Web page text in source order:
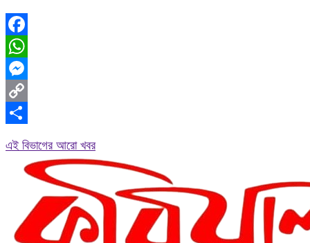
Facebook
WhatsApp
Messenger
Copy
এই বিভাগের আরো খবর